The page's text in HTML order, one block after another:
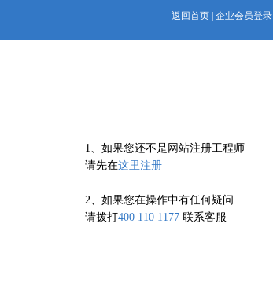
返回首页 企业会员登录
1、如果您还不是网站注册工程师
请先在这里注册
2、如果您在操作中有任何疑问
请拨打400 110 1177 联系客服